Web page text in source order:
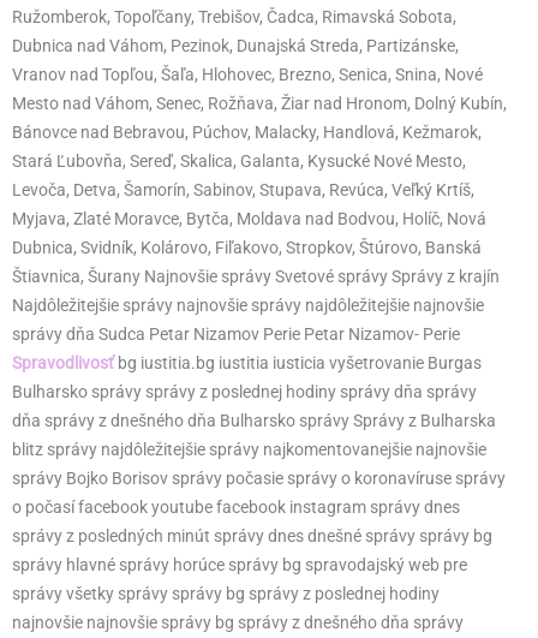
Ružomberok, Topoľčany, Trebišov, Čadca, Rimavská Sobota,
Dubnica nad Váhom, Pezinok, Dunajská Streda, Partizánske,
Vranov nad Topľou, Šaľa, Hlohovec, Brezno, Senica, Snina, Nové
Mesto nad Váhom, Senec, Rožňava, Žiar nad Hronom, Dolný Kubín,
Bánovce nad Bebravou, Púchov, Malacky, Handlová, Kežmarok,
Stará Ľubovňa, Sereď, Skalica, Galanta, Kysucké Nové Mesto,
Levoča, Detva, Šamorín, Sabinov, Stupava, Revúca, Veľký Krtíš,
Myjava, Zlaté Moravce, Bytča, Moldava nad Bodvou, Holíč, Nová
Dubnica, Svidník, Kolárovo, Fiľakovo, Stropkov, Štúrovo, Banská
Štiavnica, Šurany Najnovšie správy Svetové správy Správy z krajín
Najdôležitejšie správy najnovšie správy najdôležitejšie najnovšie
správy dňa Sudca Petar Nizamov Perie Petar Nizamov- Perie
Spravodlivosťbg iustitia.bg iustitia iusticia vyšetrovanie Burgas
Bulharsko správy správy z poslednej hodiny správy dňa správy
dňa správy z dnešného dňa Bulharsko správy Správy z Bulharska
blitz správy najdôležitejšie správy najkomentovanejšie najnovšie
správy Bojko Borisov správy počasie správy o koronavíruse správy
o počasí facebook youtube facebook instagram správy dnes
správy z posledných minút správy dnes dnešné správy správy bg
správy hlavné správy horúce správy bg spravodajský web pre
správy všetky správy správy bg správy z poslednej hodiny
najnovšie najnovšie správy bg správy z dnešného dňa správy